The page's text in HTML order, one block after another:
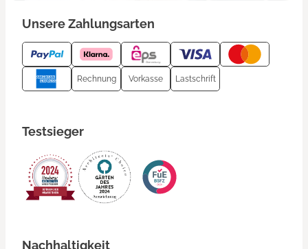
Unsere Zahlungsarten
Rechnung Vorkasse Lastschrift
Testsieger
Nachhaltigkeit